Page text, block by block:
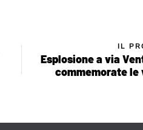
IL
Esplosione a via
commemorate